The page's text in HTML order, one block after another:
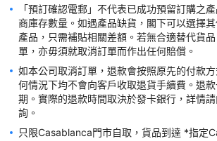
厚德邨TKO Gateway一樓西翼W116號舖；
營業時間：11:00am-09:00pm。※ 🌟荃灣 -
灣青山道398號愉景新城二樓2063號鋪；電
業時間：11:00am-09:00pm。 ※  🌟元朗 - 元
10:00am-08:00pm。
*Casablanca指定門市地址或營業時間會不
https://shop.casablanca.com.hk/pages/
如有任何爭議World Way (Pacific) Limited 及
「預訂確認電郵」不代表已成功預留訂購之
商庫存數量。如遇產品缺貨，閣下可以選擇
產品，只需補貼相關差額。若無合適替代貨
如本公司取消訂單，退款會按照原先的付款
何情況下均不會向客戶收取退貨手續費。退
期。實際的退款時間取決於發卡銀行，詳情
只限Casablanca門市自取，貨品到達 *指定